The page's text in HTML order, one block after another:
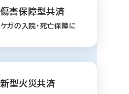
傷害保障型共済
ケガの入院・死亡保障に
新型火災共済